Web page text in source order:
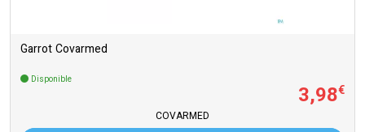
Garrot Covarmed
Disponible
3,98€
COVARMED